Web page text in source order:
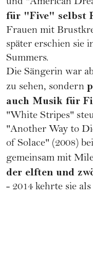
und "American
für "Five" selbst
Frauen mit
später erschien sie
Summers.
Die Sängerin war
zu sehen, sondern
auch Musik für
"White Stripes"
"Another Way to
of Solace" (2008)
gemeinsam mit
der elften und
- 2014 kehrte sie